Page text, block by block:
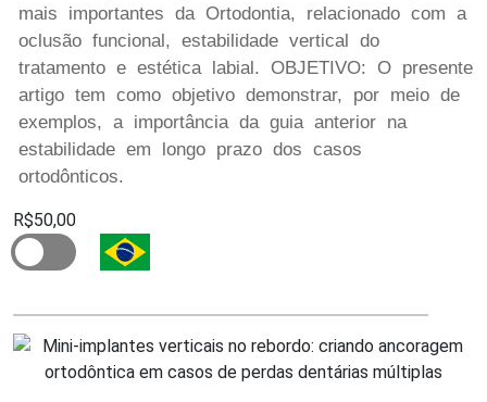
mais importantes da Ortodontia, relacionado com a
oclusão funcional, estabilidade vertical do
tratamento e estética labial. OBJETIVO: O presente
artigo tem como objetivo demonstrar, por meio de
exemplos, a importância da guia anterior na
estabilidade em longo prazo dos casos
ortodônticos.
R$50,00